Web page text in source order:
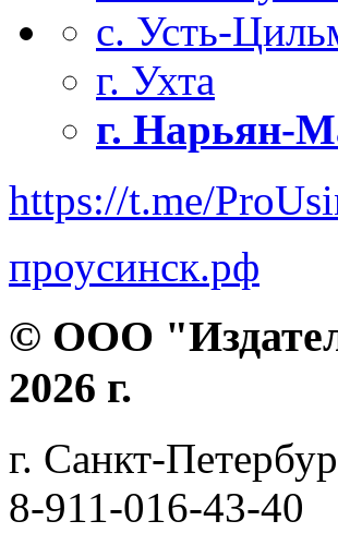
с. Усть-
г. Ухта
г. Нарьян-
https://t.me/
проусинск.рф
© ООО
2026 г.
г. Санкт-
8-911-016-43-40